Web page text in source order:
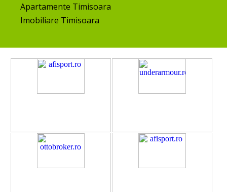
Apartamente Timisoara
Imobiliare Timisoara